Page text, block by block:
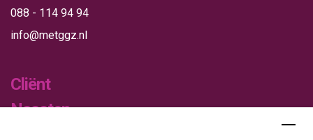
088 - 114 94 94
info@metggz.nl
Cliënt
Naasten